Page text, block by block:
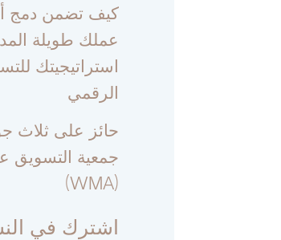
كيف تضمن دمج
عملك طويلة
استراتيجيتك
الرقمي
حائز على ثلاث
جمعية التسويق
(WMA)
اشترك في